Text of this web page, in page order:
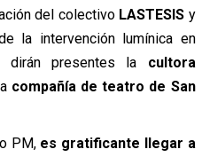
del colectivo LASTESIS y
la intervención lumínica en
dirán presentes la cultora
compañía de teatro de San
PM, es gratificante llegar a